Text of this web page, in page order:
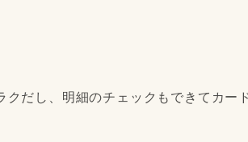
だし、明細のチェックもできてカー